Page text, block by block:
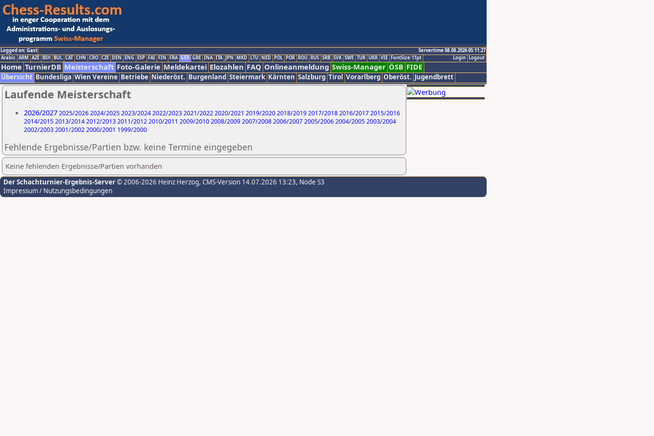
Logged on: Gast
Servertime 08.08.2026 05:11:27
Logout
Login
Arabic ARM AZE BIH BUL CAT CHN CRO CZE DEN ENG ESP FAI FIN FRA GER GRE INA ITA JPN MKD LTU NED POL POR ROU RUS SRB SVK SWE TUR UKR VIE FontSize:11pt
Home TurnierDB Meisterschaft Foto-Galerie Meldekartei Elozahlen FAQ Onlineanmeldung Swiss-Manager ÖSB FIDE
Übersicht Bundesliga Wien Vereine Betriebe Niederöst. Burgenland Steiermark Kärnten Salzburg Tirol Vorarlberg Oberöst. Jugendbrett
Laufende Meisterschaft
2026/20272025/20262024/20252023/20242022/20232021/20222020/2021 2019/20202018/20192017/20182016/20172015/2016
2014/20152013/20142012/20132011/20122010/2011 2009/20102008/20092007/20082006/20072005/20062004/20052003/2004
2002/20032001/20022000/2001 1999/2000
Fehlende Ergebnisse/Partien bzw. keine Termine eingegeben
Keine fehlenden Ergebnisse/Partien vorhanden
Der Schachturnier-Ergebnis-Server© 2006-2026 Heinz Herzog, CMS-Version 14.07.2026 13:23, Node S3
Impressum / Nutzungsbedingungen